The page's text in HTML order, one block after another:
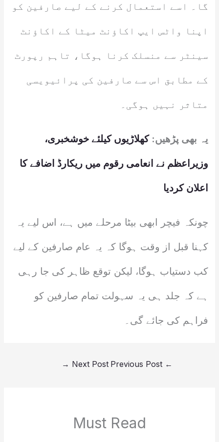
گا۔ اسے استعمال کرنے کے لیے صارفین کو
اپنا واٹس ایپ اکاؤنٹ میٹا کے اکاؤنٹ
سینٹر سے منسلک کرنا ہوگا، تاہم رپورٹ
کے مطابق اس سے صارفین کی پرائیویسی
متاثر نہیں ہوگی۔
یہ بھی پڑھیں:کھلاڑیوں کیلئے خوشخبری،
وزیراعظم نے انعامی رقوم میں ریکارڈ اضافے کا
اعلان کردیا
چونکہ فیچر ابھی بیٹا مرحلے میں ہے، اس لیے یہ
کہنا قبل از وقت ہوگا کہ یہ عام صارفین کے لیے
کب دستیاب ہوگا، لیکن توقع ظاہر کی جا رہی
ہے کہ جلد ہی یہ سہولت تمام صارفین کو
فراہم کی جائے گی۔
←
Next Post
→
Must Read